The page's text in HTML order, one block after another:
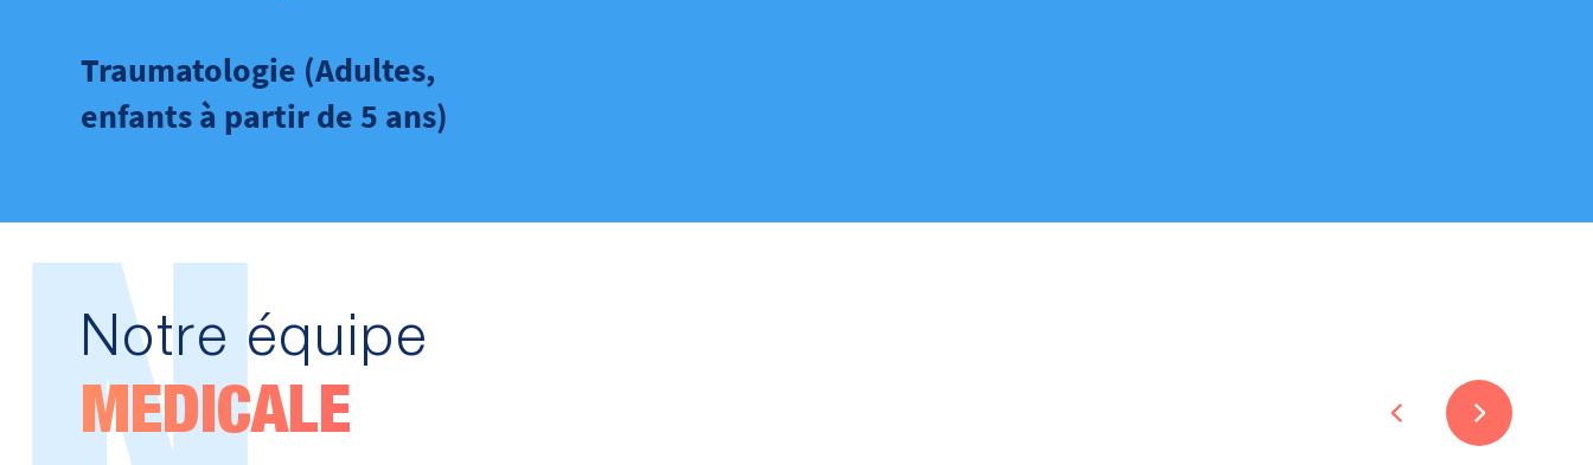
Traumatologie (Adultes,
enfants à partir de 5 ans)
Notre équipe
MEDICALE